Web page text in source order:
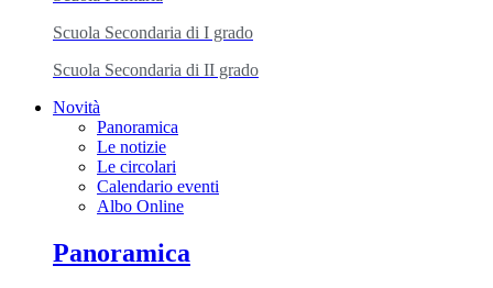
Scuola Secondaria di I grado
Scuola Secondaria di II grado
Novità
Panoramica
Le notizie
Le circolari
Calendario eventi
Albo Online
Panoramica